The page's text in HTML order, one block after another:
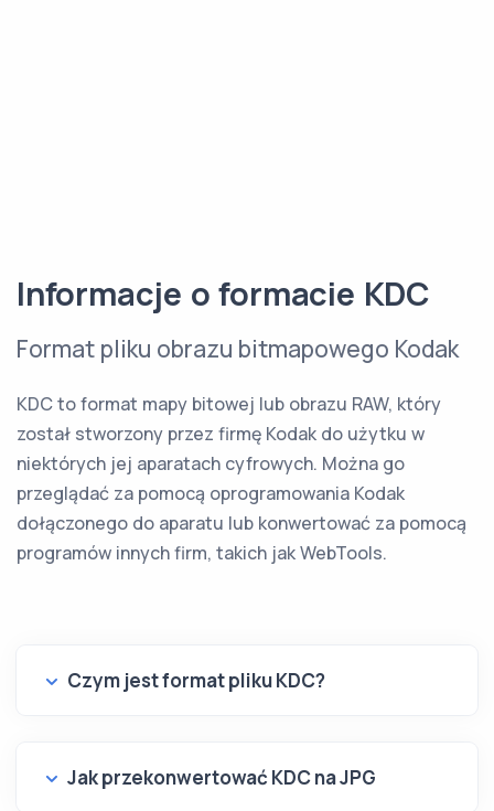
Informacje o formacie KDC
Format pliku obrazu bitmapowego Kodak
KDC to format mapy bitowej lub obrazu RAW, który
został stworzony przez firmę Kodak do użytku w
niektórych jej aparatach cyfrowych. Można go
przeglądać za pomocą oprogramowania Kodak
dołączonego do aparatu lub konwertować za pomocą
programów innych firm, takich jak WebTools.
Czym jest format pliku KDC?
Jak przekonwertować KDC na JPG